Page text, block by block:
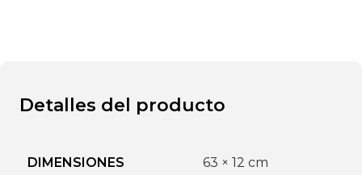
Detalles del producto
DIMENSIONES 63 × 12 cm